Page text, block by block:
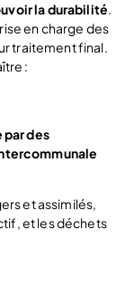
la durabilité.
en charge des
traitement final.
:
par des
et assimilés,
et les déchets